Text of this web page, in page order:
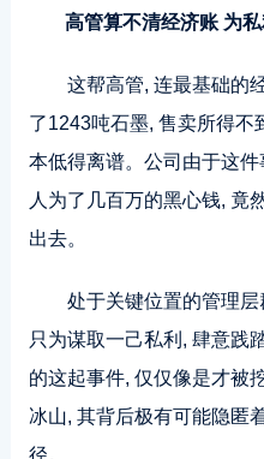
高管算不清经济账 为
这帮高管, 连最基础的
了1243吨石墨, 售卖所得不
本低得离谱。公司由于这
人为了几百万的黑心钱, 竟
出去。
处于关键位置的管理
只为谋取一己私利, 肆意践
的这起事件, 仅仅像是才被
冰山, 其背后极有可能隐匿
径。